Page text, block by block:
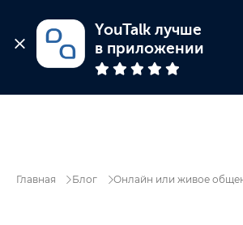
YouTalk лучше
в приложении
Найти психолога
Главная Блог